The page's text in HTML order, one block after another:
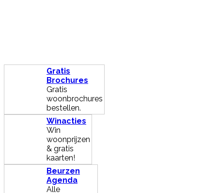
Gratis
Brochures
Gratis
woonbrochures
bestellen.
Winacties
Win
woonprijzen
& gratis
kaarten!
Beurzen
Agenda
Alle